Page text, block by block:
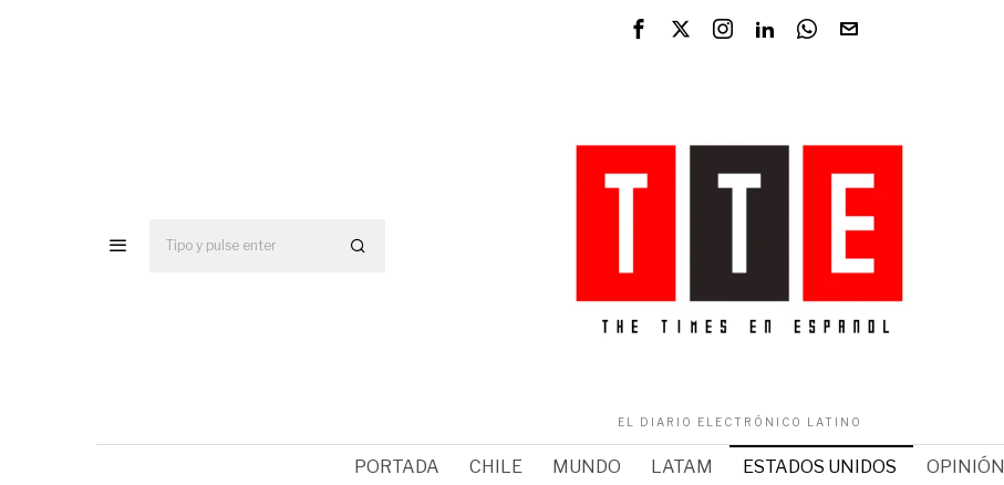
EL DIARIO ELECTRÓNICO LATINO
PORTADA CHILE MUNDO LATAM ESTADOS UNIDOS OPINIÓN